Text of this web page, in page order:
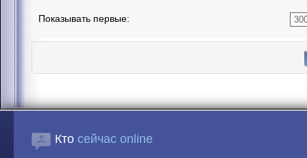
Показывать первые:
Кто сейчас online